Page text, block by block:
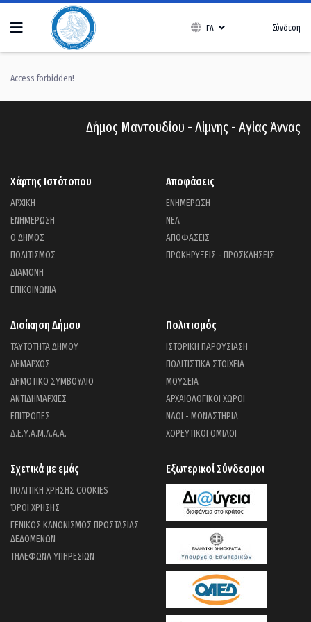
ΕΛ Σύνδεση
Access forbidden!
Δήμος Μαντουδίου - Λίμνης - Αγίας Άννας
Χάρτης Ιστότοπου
ΑΡΧΙΚΗ
ΕΝΗΜΕΡΩΣΗ
Ο ΔΗΜΟΣ
ΠΟΛΙΤΙΣΜΟΣ
ΔΙΑΜΟΝΗ
ΕΠΙΚΟΙΝΩΝΙΑ
Αποφάσεις
ΕΝΗΜΕΡΩΣΗ
ΝΕΑ
ΑΠΟΦΑΣΕΙΣ
ΠΡΟΚΗΡΥΞΕΙΣ - ΠΡΟΣΚΛΗΣΕΙΣ
Διοίκηση Δήμου
ΤΑΥΤΟΤΗΤΑ ΔΗΜΟΥ
ΔΗΜΑΡΧΟΣ
ΔΗΜΟΤΙΚΟ ΣΥΜΒΟΥΛΙΟ
ΑΝΤΙΔΗΜΑΡΧΙΕΣ
ΕΠΙΤΡΟΠΕΣ
Δ.Ε.Υ.Α.Μ.Λ.Α.Α.
Πολιτισμός
ΙΣΤΟΡΙΚΗ ΠΑΡΟΥΣΙΑΣΗ
ΠΟΛΙΤΙΣΤΙΚΑ ΣΤΟΙΧΕΙΑ
ΜΟΥΣΕΙΑ
ΑΡΧΑΙΟΛΟΓΙΚΟΙ ΧΩΡΟΙ
ΝΑΟΙ - ΜΟΝΑΣΤΗΡΙΑ
ΧΟΡΕΥΤΙΚΟΙ ΟΜΙΛΟΙ
Σχετικά με εμάς
ΠΟΛΙΤΙΚΗ ΧΡΗΣΗΣ COOKIES
ΌΡΟΙ ΧΡΗΣΗΣ
ΓΕΝΙΚΟΣ ΚΑΝΟΝΙΣΜΟΣ ΠΡΟΣΤΑΣΙΑΣ
ΔΕΔΟΜΕΝΩΝ
ΤΗΛΕΦΩΝΑ ΥΠΗΡΕΣΙΩΝ
Εξωτερικοί Σύνδεσμοι